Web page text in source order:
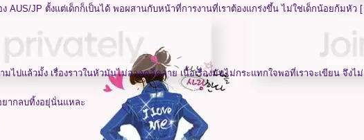
JP ตั้งแต่เด็กก็เป็นได้ พอผสานกับหน้าที่การงานที่เราต้องแกร่งขึ้น ไม่ใช่เด็กน้อยก้มหัว [
ปแล้วมั้ง เรื่องราวในหัวมันไม่อาจคลี่คลาย เนื้อเรื่องมันไม่กระแทกใจพอที่เราจะเขียน จึงไม่
ยากลบทิ้งอยุ่นั่นแหละ